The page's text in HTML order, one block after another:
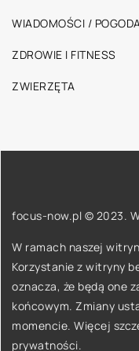
WIADOMOŚCI /
ZDROWIE I FITNESS
ZWIERZĘTA
focus-now.pl © 2023.
W ramach naszej
Korzystanie z witryny
oznacza, że będą one
końcowym. Zmiany
momencie. Więcej
prywatności.